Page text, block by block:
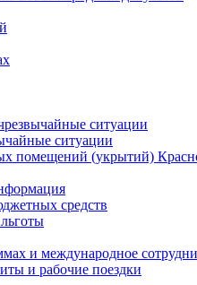
ситуации
ситуации
помещений (укрытий)
средств
и международное
и рабочие поездки